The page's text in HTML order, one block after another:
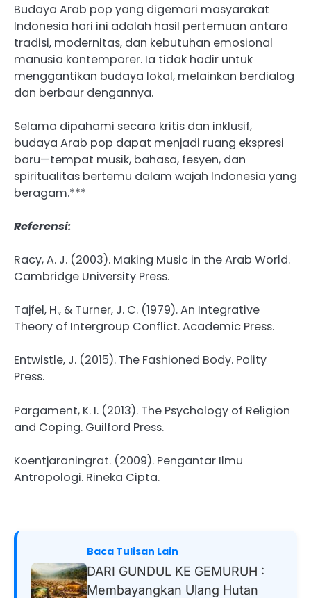
Budaya Arab pop yang digemari masyarakat
Indonesia hari ini adalah hasil pertemuan antara
tradisi, modernitas, dan kebutuhan emosional
manusia kontemporer. Ia tidak hadir untuk
menggantikan budaya lokal, melainkan berdialog
dan berbaur dengannya.
Selama dipahami secara kritis dan inklusif,
budaya Arab pop dapat menjadi ruang ekspresi
baru—tempat musik, bahasa, fesyen, dan
spiritualitas bertemu dalam wajah Indonesia yang
beragam.***
Referensi:
Racy, A. J. (2003). Making Music in the Arab World.
Cambridge University Press.
Tajfel, H., & Turner, J. C. (1979). An Integrative
Theory of Intergroup Conflict. Academic Press.
Entwistle, J. (2015). The Fashioned Body. Polity
Press.
Pargament, K. I. (2013). The Psychology of Religion
and Coping. Guilford Press.
Koentjaraningrat. (2009). Pengantar Ilmu
Antropologi. Rineka Cipta.
Baca Tulisan Lain
DARI GUNDUL KE GEMURUH :
Membayangkan Ulang Hutan